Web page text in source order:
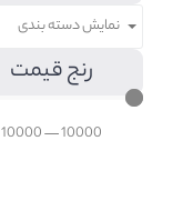
نمایش دسته بندی
رنج قیمت
10000
—
10000